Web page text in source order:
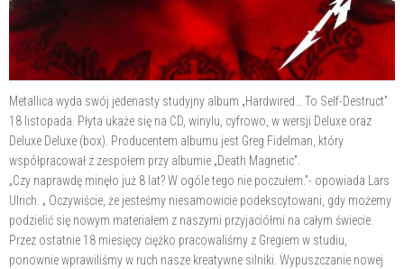
Metallica wyda swój jedenasty studyjny album „Hardwired… To Self-Destruct”
18 listopada. Płyta ukaże się na CD, winylu, cyfrowo, w wersji Deluxe oraz
Deluxe Deluxe (box). Producentem albumu jest Greg Fidelman, który
współpracował z zespołem przy albumie „Death Magnetic”.
„Czy naprawdę minęło już 8 lat? W ogóle tego nie poczułem.”- opowiada Lars
Ulrich. „ Oczywiście, że jesteśmy niesamowicie podekscytowani, gdy możemy
podzielić się nowym materiałem z naszymi przyjaciółmi na całym świecie.
Przez ostatnie 18 miesięcy ciężko pracowaliśmy z Gregiem w studiu,
ponownie wprawiliśmy w ruch nasze kreatywne silniki. Wypuszczanie nowej